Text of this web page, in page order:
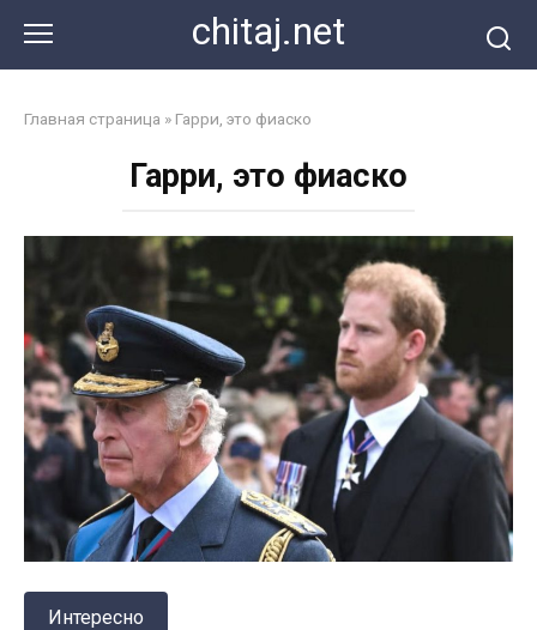
контенту
chitaj.net
Главная страница » Гарри, это фиаско
Гарри, это фиаско
Интересно